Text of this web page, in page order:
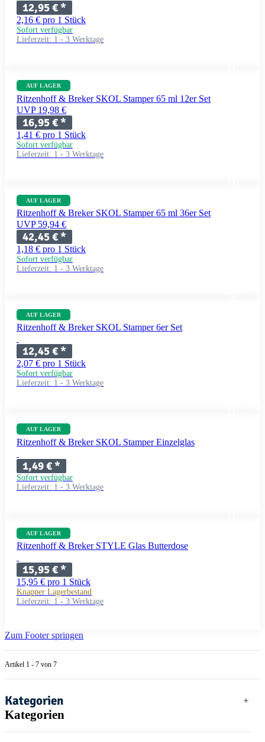
12,95 €*
2,16 € pro 1 Stück
Sofort verfügbar
Lieferzeit: 1 - 3 Werktage
AUF LAGER
Ritzenhoff & Breker SKOL Stamper 65 ml 12er Set
UVP 19,98 €
16,95 €*
1,41 € pro 1 Stück
Sofort verfügbar
Lieferzeit: 1 - 3 Werktage
AUF LAGER
Ritzenhoff & Breker SKOL Stamper 65 ml 36er Set
UVP 59,94 €
42,45 €*
1,18 € pro 1 Stück
Sofort verfügbar
Lieferzeit: 1 - 3 Werktage
AUF LAGER
Ritzenhoff & Breker SKOL Stamper 6er Set
12,45 €*
2,07 € pro 1 Stück
Sofort verfügbar
Lieferzeit: 1 - 3 Werktage
AUF LAGER
Ritzenhoff & Breker SKOL Stamper Einzelglas
1,49 €*
Sofort verfügbar
Lieferzeit: 1 - 3 Werktage
AUF LAGER
Ritzenhoff & Breker STYLE Glas Butterdose
15,95 €*
15,95 € pro 1 Stück
Knapper Lagerbestand
Lieferzeit: 1 - 3 Werktage
Zum Footer springen
Artikel 1 - 7 von 7
Kategorien
Kategorien